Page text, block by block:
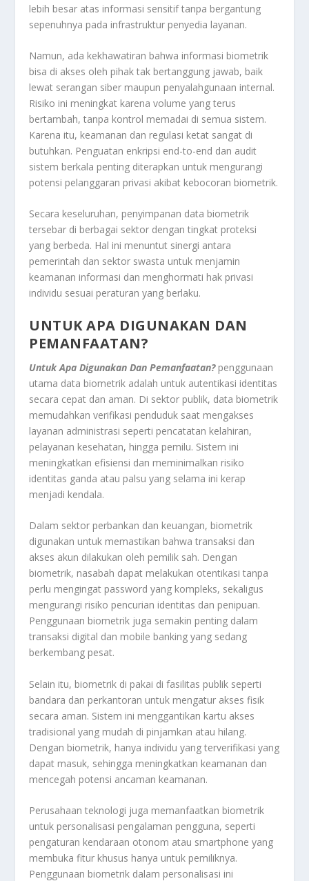
lebih besar atas informasi sensitif tanpa bergantung
sepenuhnya pada infrastruktur penyedia layanan.
Namun, ada kekhawatiran bahwa informasi biometrik
bisa di akses oleh pihak tak bertanggung jawab, baik
lewat serangan siber maupun penyalahgunaan internal.
Risiko ini meningkat karena volume yang terus
bertambah, tanpa kontrol memadai di semua sistem.
Karena itu, keamanan dan regulasi ketat sangat di
butuhkan. Penguatan enkripsi end-to-end dan audit
sistem berkala penting diterapkan untuk mengurangi
potensi pelanggaran privasi akibat kebocoran biometrik.
Secara keseluruhan, penyimpanan data biometrik
tersebar di berbagai sektor dengan tingkat proteksi
yang berbeda. Hal ini menuntut sinergi antara
pemerintah dan sektor swasta untuk menjamin
keamanan informasi dan menghormati hak privasi
individu sesuai peraturan yang berlaku.
UNTUK APA DIGUNAKAN DAN
PEMANFAATAN?
Untuk Apa Digunakan Dan Pemanfaatan? penggunaan
utama data biometrik adalah untuk autentikasi identitas
secara cepat dan aman. Di sektor publik, data biometrik
memudahkan verifikasi penduduk saat mengakses
layanan administrasi seperti pencatatan kelahiran,
pelayanan kesehatan, hingga pemilu. Sistem ini
meningkatkan efisiensi dan meminimalkan risiko
identitas ganda atau palsu yang selama ini kerap
menjadi kendala.
Dalam sektor perbankan dan keuangan, biometrik
digunakan untuk memastikan bahwa transaksi dan
akses akun dilakukan oleh pemilik sah. Dengan
biometrik, nasabah dapat melakukan otentikasi tanpa
perlu mengingat password yang kompleks, sekaligus
mengurangi risiko pencurian identitas dan penipuan.
Penggunaan biometrik juga semakin penting dalam
transaksi digital dan mobile banking yang sedang
berkembang pesat.
Selain itu, biometrik di pakai di fasilitas publik seperti
bandara dan perkantoran untuk mengatur akses fisik
secara aman. Sistem ini menggantikan kartu akses
tradisional yang mudah di pinjamkan atau hilang.
Dengan biometrik, hanya individu yang terverifikasi yang
dapat masuk, sehingga meningkatkan keamanan dan
mencegah potensi ancaman keamanan.
Perusahaan teknologi juga memanfaatkan biometrik
untuk personalisasi pengalaman pengguna, seperti
pengaturan kendaraan otonom atau smartphone yang
membuka fitur khusus hanya untuk pemiliknya.
Penggunaan biometrik dalam personalisasi ini